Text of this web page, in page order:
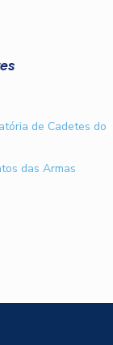
de Cadetes do
das Armas